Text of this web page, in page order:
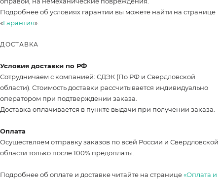
Подробнее об условиях гарантии вы можете найти на странице
«Гарантия».
ДОСТАВКА
Условия доставки по РФ
Сотрудничаем с компанией: СДЭК (По РФ и Свердловской
области). Стоимость доставки рассчитывается индивидуально
оператором при подтверждении заказа.
Доставка оплачивается в пункте выдачи при получении заказа.
Оплата
Осуществляем отправку заказов по всей России и Свердловской
области только после 100% предоплаты.
Подробнее об оплате и доставке читайте на странице«Оплата и